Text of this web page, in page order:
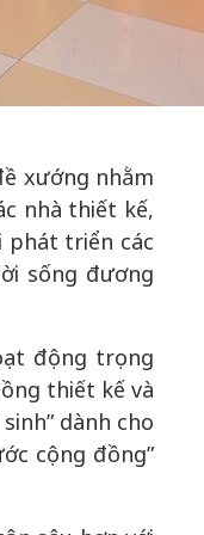
xướng nhằm
nhà thiết kế,
phát triển các
sống đương
động trọng
thiết kế và
dành cho
cộng đồng”
nhập
nguồn nội lực,
vị thế kiến tạo
Chuyển hóa